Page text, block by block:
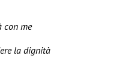
con me
la dignità